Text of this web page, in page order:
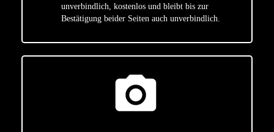
unverbindlich, kostenlos und bleibt bis zur
Bestätigung beider Seiten auch unverbindlich.
photo_camera